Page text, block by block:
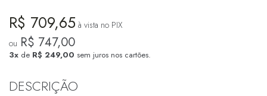
R$ 709,65 à vista no PIX
ou R$ 747,00
3x de R$ 249,00 sem juros nos cartões.
DESCRIÇÃO